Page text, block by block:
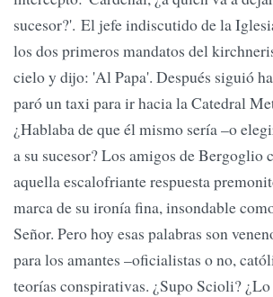
sucesor?'. El jefe indiscutido de la
los dos primeros mandatos del
cielo y dijo: 'Al Papa'. Después siguió
paró un taxi para ir hacia la Catedral
¿Hablaba de que él mismo sería –o
a su sucesor? Los amigos de Bergoglio
aquella escalofriante respuesta
marca de su ironía fina, insondable
Señor. Pero hoy esas palabras son
para los amantes –oficialistas o no,
teorías conspirativas. ¿Supo Scioli?